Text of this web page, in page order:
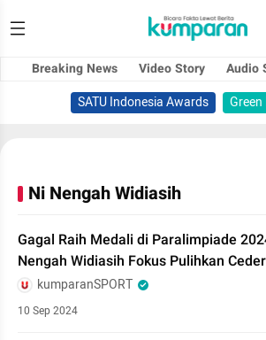
Breaking News Video Story Audio
SATU Indonesia Awards
Ni Nengah Widiasih
Gagal Raih Medali di Paralimpiade
Nengah Widiasih Fokus Pulihkan
kumparanSPORT
10 Sep 2024